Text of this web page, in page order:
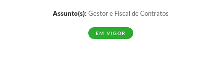
Assunto(s): Gestor e Fiscal de Contratos
EM VIGOR